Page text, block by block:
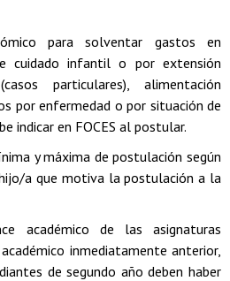
para solventar gastos en
cuidado infantil o por extensión
particulares), alimentación
por enfermedad o por situación de
indicar en FOCES al postular.
y máxima de postulación según
a que motiva la postulación a la
académico de las asignaturas
inmediatamente anterior,
de segundo año deben haber